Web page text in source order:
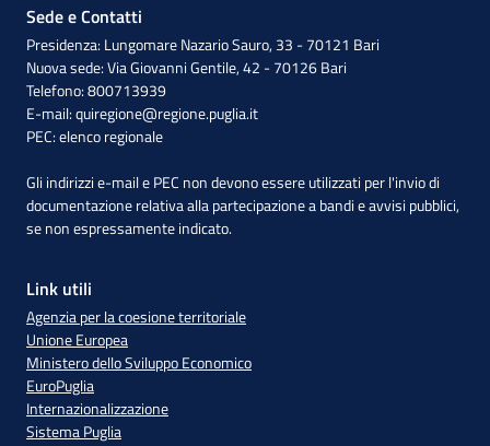
Sede e Contatti
Presidenza: Lungomare Nazario Sauro, 33 - 70121 Bari
Nuova sede: Via Giovanni Gentile, 42 - 70126 Bari
Telefono: 800713939
E-mail:quiregione@regione.puglia.it
PEC:elenco regionale
Gli indirizzi e-mail e PEC non devono essere utilizzati per l'invio di
documentazione relativa alla partecipazione a bandi e avvisi pubblici,
se non espressamente indicato.
Link utili
Agenzia per la coesione territoriale
Unione Europea
Ministero dello Sviluppo Economico
EuroPuglia
Internazionalizzazione
Sistema Puglia